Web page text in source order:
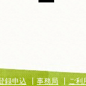
録申込 事務局 ご利